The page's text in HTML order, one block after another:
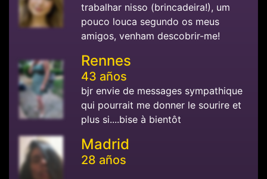
trabalhar nisso (brincadeira!), um
pouco louca segundo os meus
amigos, venham descobrir-me!
Rennes
43 años
bjr envie de messages sympathique
qui pourrait me donner le sourire et
plus si....bise à bientôt
Madrid
28 años